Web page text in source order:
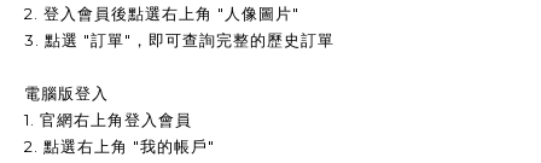
2. 登入會員後點選右上角 "人像圖片"
3. 點選 "訂單"，即可查詢完整的歷史訂單
電腦版登入
1. 官網右上角登入會員
2. 點選右上角 "我的帳戶"